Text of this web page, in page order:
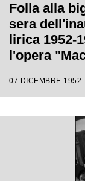
Folla alla
sera
lirica 1952-
l'opera
di Carl Ebert
07 DICEMBRE 1952